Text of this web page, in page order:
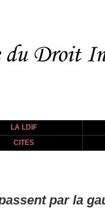
LA LDIF
CITES
par la